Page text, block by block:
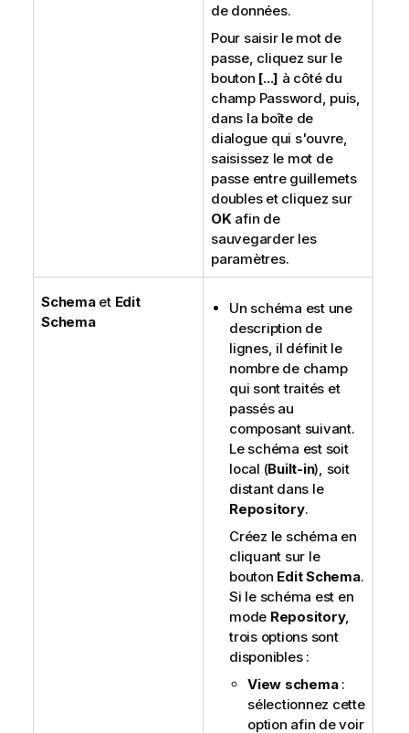
de données.
Pour saisir le mot de
passe, cliquez sur le
bouton [...] à côté du
champ Password, puis,
dans la boîte de
dialogue qui s'ouvre,
saisissez le mot de
passe entre guillemets
doubles et cliquez sur
OKafin de
sauvegarder les
paramètres.
Schemaet Edit
Schema
Un schéma est une
description de
lignes, il définit le
nombre de champ
qui sont traités et
passés au
composant suivant.
Le schéma est soit
local (Built-in), soit
distant dans le
Repository.
Créez le schéma en
cliquant sur le
bouton Edit Schema.
Si le schéma est en
mode Repository,
trois options sont
disponibles :
View schema:
sélectionnez cette
option afin de voir